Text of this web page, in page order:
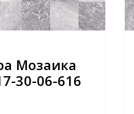
Мозаика
30-06-616